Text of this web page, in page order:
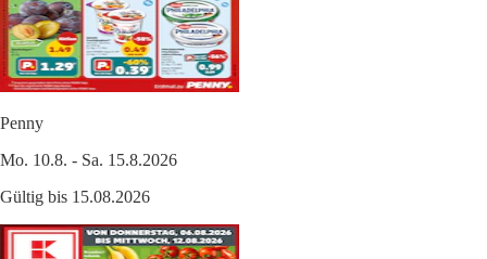
Penny
Mo. 10.8. - Sa. 15.8.2026
Gültig bis 15.08.2026